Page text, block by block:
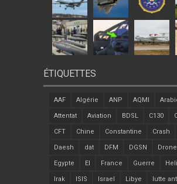
ÉTIQUETTES
AAF Algérie ANP AQMI
Attentat Aviation BDSL C130
CFT Chine Constantine Crash
Daesh dat DFM DGSN
Egypte EI France Guerre
Irak ISIS Israel Libye lutte